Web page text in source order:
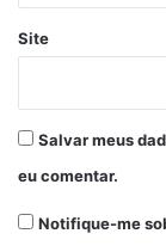
Site
Salvar meus
eu comentar.
Notifique-me